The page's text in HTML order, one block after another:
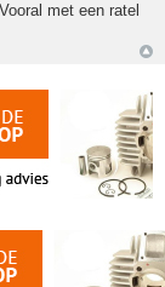
met een ratel